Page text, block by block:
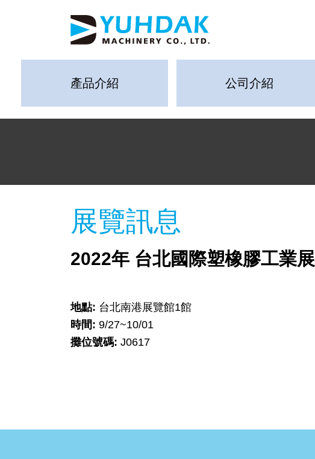
產品介紹 公司介紹
展覽訊息
2022年 台北國際塑橡膠工業展
地點: 台北南港展覽館1館
時間: 9/27~10/01
攤位號碼: J0617